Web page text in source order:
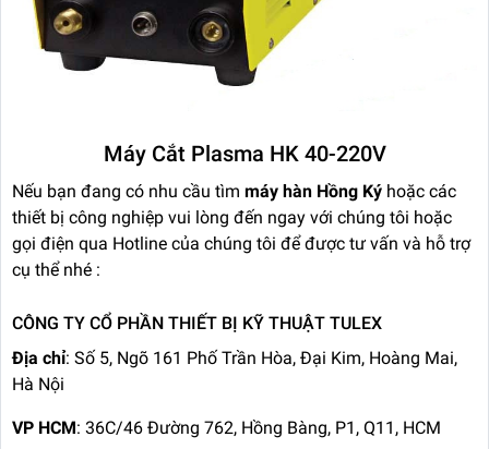
Máy Cắt Plasma HK 40-220V
Nếu bạn đang có nhu cầu tìm máy hàn Hồng Ký hoặc các
thiết bị công nghiệp vui lòng đến ngay với chúng tôi hoặc
gọi điện qua Hotline của chúng tôi để được tư vấn và hỗ trợ
cụ thể nhé :
CÔNG TY CỔ PHẦN THIẾT BỊ KỸ THUẬT TULEX
Địa chỉ: Số 5, Ngõ 161 Phố Trần Hòa, Đại Kim, Hoàng Mai,
Hà Nội
VP HCM: 36C/46 Đường 762, Hồng Bàng, P1, Q11, HCM